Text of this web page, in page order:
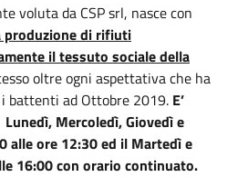
voluta da CSP srl, nasce con
produzione di rifiuti
il tessuto sociale della
oltre ogni aspettativa che ha
battenti ad Ottobre 2019. E’
Mercoledì, Giovedì e
alle ore 12:30 ed il Martedì e
16:00 con orario continuato.